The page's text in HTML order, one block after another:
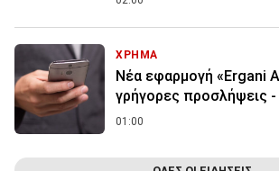
ΧΡΗΜΑ
Νέα εφαρμογή «Ergani
γρήγορες προσλήψεις
01:00